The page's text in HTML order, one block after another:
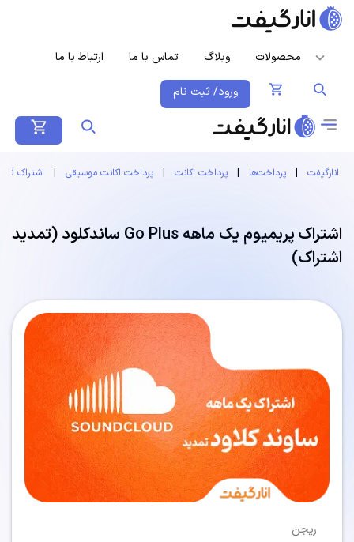
محصولات وبلاگ تماس با ما ارتباط با ما
ورود/ ثبت نام
انارگیفت | پرداخت‌ها | پرداخت اکانت | پرداخت اکانت موسیقی | اشتراک SoundCloud
اشتراک پریمیوم یک ماهه Go Plus ساندکلود (تمدید
اشتراک)
ریجن